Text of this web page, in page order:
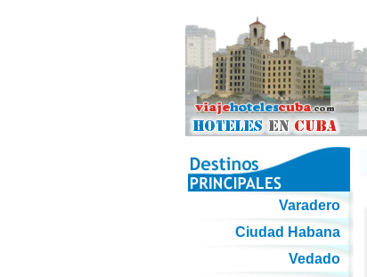
Varadero
Ciudad Habana
Vedado